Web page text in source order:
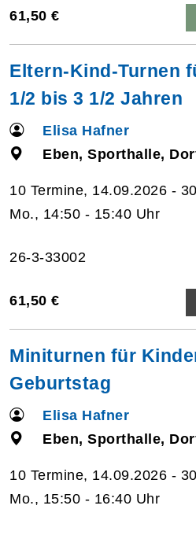
61,50 €
Eltern-Kind-Turnen
1/2 bis 3 1/2 Jahren
Elisa Hafner
Eben, Sporthalle,
10 Termine, 14.09.2026 -
Mo., 14:50 - 15:40 Uhr
26-3-33002
61,50 €
Miniturnen für
Geburtstag
Elisa Hafner
Eben, Sporthalle,
10 Termine, 14.09.2026 -
Mo., 15:50 - 16:40 Uhr